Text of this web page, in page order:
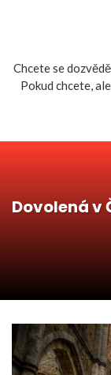
Chcete se
Pokud chcete,
Dovolená v